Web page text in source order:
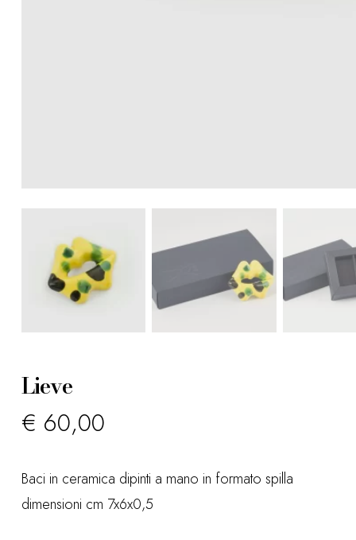
Lieve
€ 60,00
Baci in ceramica dipinti a mano in formato spilla
dimensioni cm 7x6x0,5